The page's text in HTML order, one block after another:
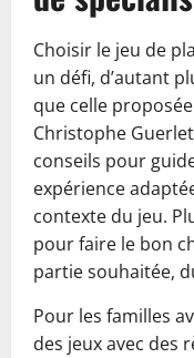
Choisir le jeu de
un défi, d’autant
que celle
Christophe
conseils pour
expérience
contexte du jeu.
pour faire le bon
partie souhaitée,
Pour les familles
des jeux avec des